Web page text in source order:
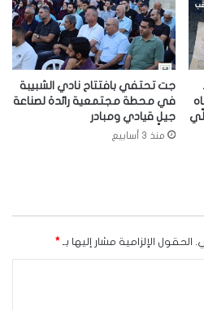
جت تحتفي بافتتاح نادي الشبيبة
في محطة مجتمعية رائدة لصناعة
جيلٍ قيادي ومبادر
منذ 3 أسابيع
الحقول الإلزامية مشار إليها بـ *